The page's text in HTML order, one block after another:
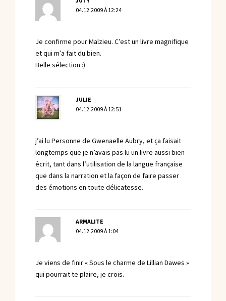
04.12.2009 À 12:24
Je confirme pour Malzieu. C’est un livre magnifique
et qui m’a fait du bien.
Belle sélection :)
JULIE
04.12.2009 À 12:51
j’ai lu Personne de Gwenaelle Aubry, et ça faisait
longtemps que je n’avais pas lu un livre aussi bien
écrit, tant dans l’utilisation de la langue française
que dans la narration et la façon de faire passer
des émotions en toute délicatesse.
ARMALITE
04.12.2009 À 1:04
Je viens de finir « Sous le charme de Lillian Dawes »
qui pourrait te plaire, je crois.